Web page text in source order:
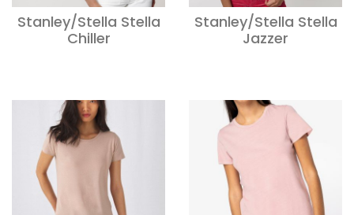
Stanley/Stella Stella
Chiller
Stanley/Stella Stella
Jazzer